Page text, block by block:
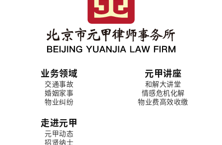
业务领域
交通事故
婚姻家事
物业纠纷
元甲讲座
和解大讲堂
情感危机化解
物业费高效收缴
走进元甲
元甲动态
招贤纳士